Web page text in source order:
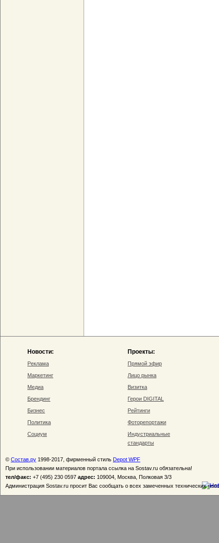
Новости:
Реклама
Маркетинг
Медиа
Брендинг
Бизнес
Политика
Социум
Проекты:
Прямой эфир
Лицо рынка
Визитка
Герои DIGITAL
Рейтинги
Фоторепортажи
Индустриальные
стандарты
© Состав.ру 1998-2017, фирменный стиль Depot WPF
При использовании материалов портала ссылка на Sostav.ru обязательна!
тел/факс: +7 (495) 230 0597 адрес: 109004, Москва, Полковая 3/3
Администрация Sostav.ru просит Вас сообщать о всех замеченных технических